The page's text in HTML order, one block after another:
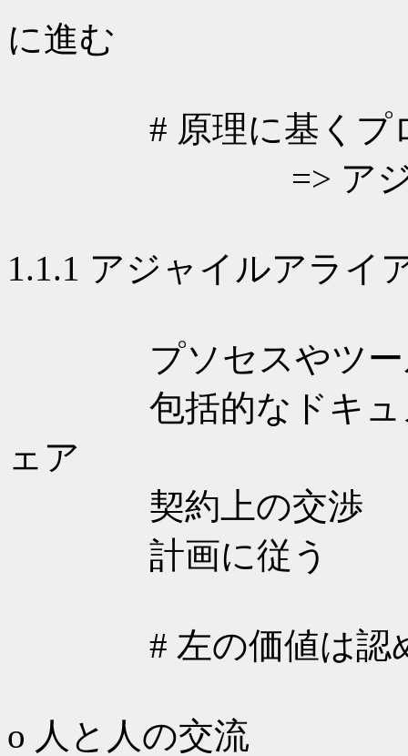
に進む
# 原理に基くプロ
=> アジャイ
1.1.1 アジャイルアライ
プソセスやツ
包括的なドキュ
ェア
契約上の交
計画に従う
# 左の価値は認め
o 人と人の交流